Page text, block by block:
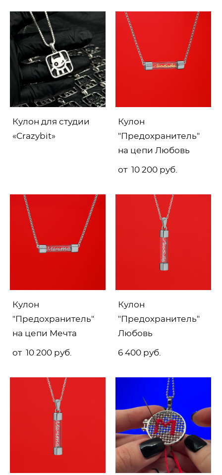
Кулон для студии
«Crazybit»
Кулон
"Предохранитель"
на цепи Любовь
от 10 200 pуб.
Кулон
"Предохранитель"
на цепи Мечта
от 10 200 pуб.
Кулон
"Предохранитель"
Любовь
6 400 pуб.